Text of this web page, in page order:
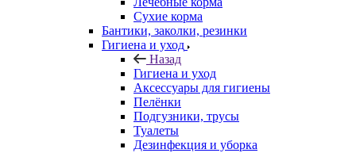
Сухие корма
Бантики, заколки, резинки
Гигиена и уход
Назад
Гигиена и уход
Аксессуары для гигиены
Пелёнки
Подгузники, трусы
Туалеты
Дезинфекция и уборка